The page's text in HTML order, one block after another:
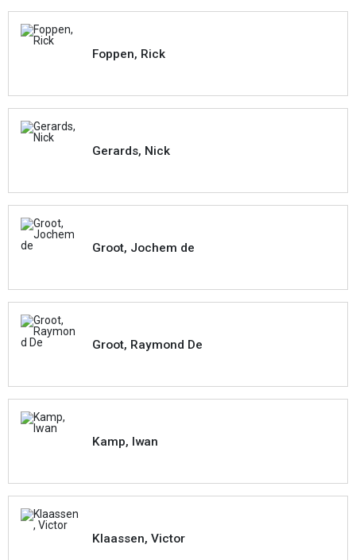
Foppen, Rick
Gerards, Nick
Groot, Jochem de
Groot, Raymond De
Kamp, Iwan
Klaassen, Victor